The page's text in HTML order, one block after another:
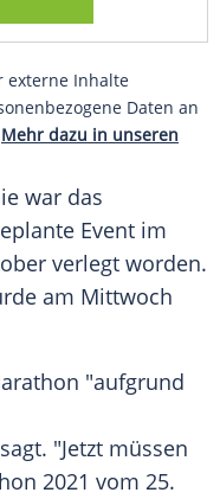
externe Inhalte
Daten an
Mehr dazu in unseren
war das
Event im
verlegt worden.
am Mittwoch
"aufgrund
"Jetzt müssen
2021 vom 25.